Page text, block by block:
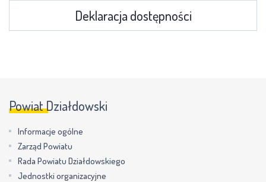
Deklaracja dostępności
Powiat Działdowski
Informacje ogólne
Zarząd Powiatu
Rada Powiatu Działdowskiego
Jednostki organizacyjne